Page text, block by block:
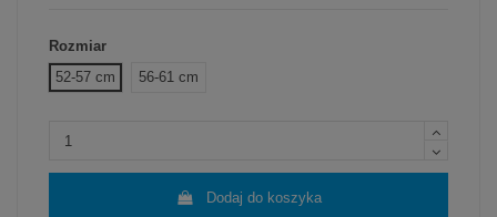
Rozmiar
52-57 cm
56-61 cm
Dodaj do koszyka